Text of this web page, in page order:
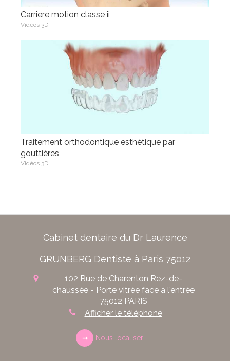
Carriere motion classe ii
Vidéos 3D
Traitement orthodontique esthétique par
gouttières
Vidéos 3D
Cabinet dentaire du Dr Laurence
GRUNBERG Dentiste à Paris 75012
102 Rue de Charenton Rez-de-
chaussée - Porte vitrée face à l'entrée
75012 PARIS
Afficher le téléphone
Nous localiser